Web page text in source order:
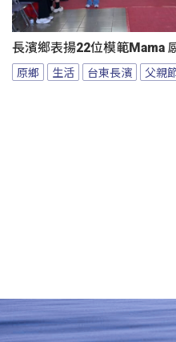
長濱鄉表揚22位模範Mama
原鄉 生活 台東長濱 父親